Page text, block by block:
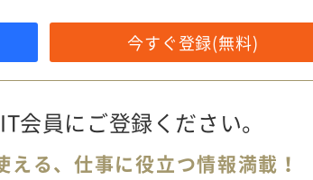
今すぐ登録(無料)
会員にご登録ください。
える、仕事に役立つ情報満載！